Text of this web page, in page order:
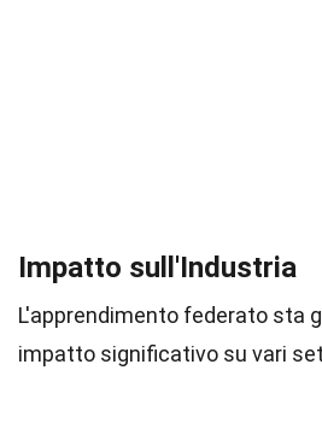
Impatto sull'Industria
L'apprendimento federato sta
impatto significativo su vari